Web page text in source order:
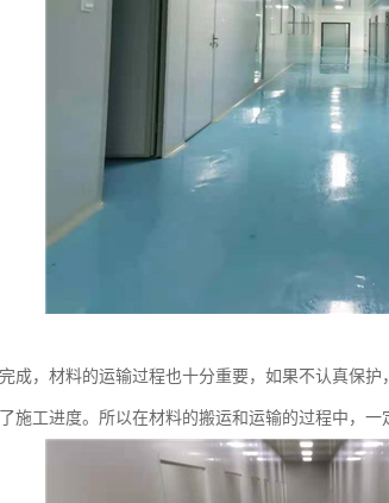
成，材料的运输过程也十分重要，如果不认真保
施工进度。所以在材料的搬运和运输的过程中，一